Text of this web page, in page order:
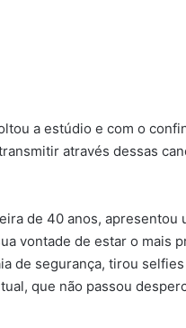
a estúdio e com o
através dessas
de 40 anos,
vontade de estar o mais
de segurança, tirou
que não passou